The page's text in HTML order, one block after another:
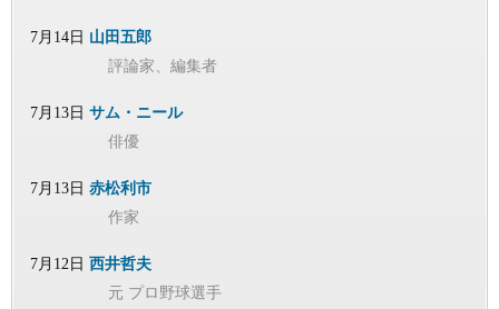
7月14日 山田五郎
評論家、編集者
7月13日 サム・ニール
俳優
7月13日 赤松利市
作家
7月12日 西井哲夫
元 プロ野球選手